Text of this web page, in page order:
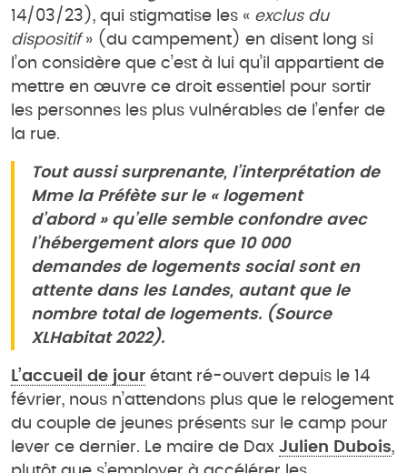
14/03/23), qui stigmatise les « exclus du
dispositif» (du campement) en disent long si
l’on considère que c’est à lui qu’il appartient de
mettre en œuvre ce droit essentiel pour sortir
les personnes les plus vulnérables de l’enfer de
la rue.
Tout aussi surprenante, l’interprétation de
Mme la Préfète sur le « logement
d’abord » qu’elle semble confondre avec
l’hébergement alors que 10 000
demandes de logements social sont en
attente dans les Landes, autant que le
nombre total de logements. (Source
XLHabitat 2022).
L’accueil de jour étant ré-ouvert depuis le 14
février, nous n’attendons plus que le relogement
du couple de jeunes présents sur le camp pour
lever ce dernier. Le maire de Dax Julien Dubois,